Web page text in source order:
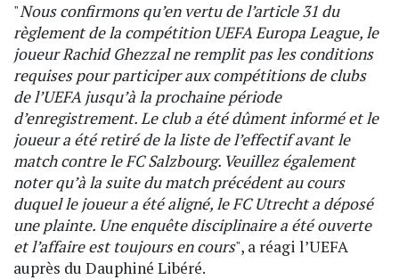
"Nous confirmons qu’en vertu de l’article 31 du
règlement de la compétition UEFA Europa League, le
joueur Rachid Ghezzal ne remplit pas les conditions
requises pour participer aux compétitions de clubs
de l’UEFA jusqu’à la prochaine période
d’enregistrement. Le club a été dûment informé et le
joueur a été retiré de la liste de l’effectif avant le
match contre le FC Salzbourg. Veuillez également
noter qu’à la suite du match précédent au cours
duquel le joueur a été aligné, le FC Utrecht a déposé
une plainte. Une enquête disciplinaire a été ouverte
et l’affaire est toujours en cours", a réagi l’UEFA
auprès du Dauphiné Libéré.